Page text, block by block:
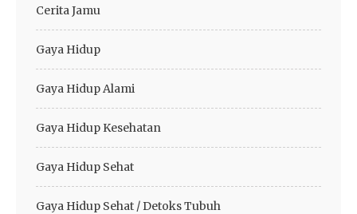
Cerita Jamu
Gaya Hidup
Gaya Hidup Alami
Gaya Hidup Kesehatan
Gaya Hidup Sehat
Gaya Hidup Sehat / Detoks Tubuh